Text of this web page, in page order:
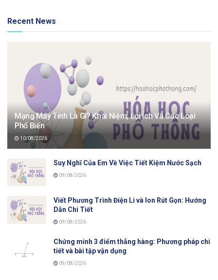
Recent News
Mạng Máy Tính Là Gì? Khái Niệm, Lợi Ích Và Các Loại
Phổ Biến
10/08/2026
Suy Nghĩ Của Em Về Việc Tiết Kiệm Nước Sạch
09/08/2026
Viết Phương Trình Điện Li và Ion Rút Gọn: Hướng
Dẫn Chi Tiết
09/08/2026
Chứng minh 3 điểm thẳng hàng: Phương pháp chi
tiết và bài tập vận dụng
09/08/2026